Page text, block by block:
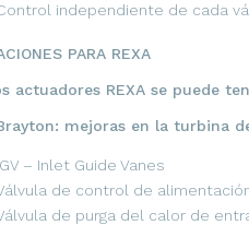
independiente de cada
PARA REXA
actuadores REXA se puede
mejoras en la turbina
– Inlet Guide Vanes
de control de
de purga del calor de